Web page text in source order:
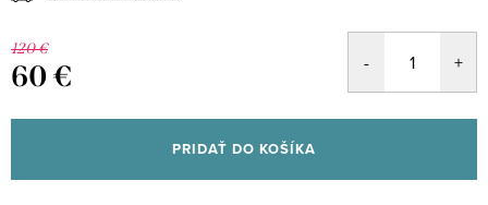
120 €
60 €
cena:
PRIDAŤ DO KOŠÍKA